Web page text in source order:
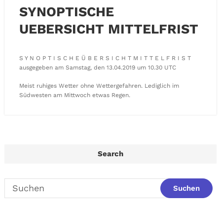
SYNOPTISCHE
UEBERSICHT MITTELFRIST
S Y N O P T I S C H E Ü B E R S I C H T M I T T E L F R I S T
ausgegeben am Samstag, den 13.04.2019 um 10.30 UTC
Meist ruhiges Wetter ohne Wettergefahren. Lediglich im
Südwesten am Mittwoch etwas Regen.
Search